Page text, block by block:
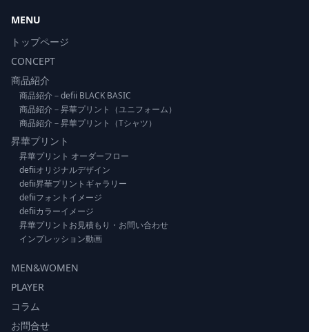
MENU
トップページ
CONCEPT
商品紹介
商品紹介－defii BLACK BASIC
商品紹介－昇華プリント（ユニフォーム）
商品紹介－昇華プリント（Tシャツ）
昇華プリント
昇華プリント オーダーフロー
defiiオリジナルデザイン
defii昇華プリントギャラリー
defiiフォントイメージ
defiiカラーイメージ
昇華プリントお見積もり・お問い合わせ
インプレッション動画
MEN&WOMEN
PLAYER
コラム
お問合せ